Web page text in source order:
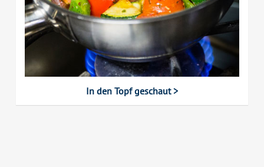
In den Topf geschaut >